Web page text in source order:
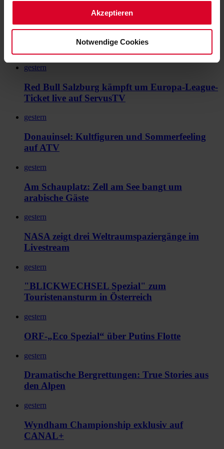
Akzeptieren
Notwendige Cookies
Salzburg kämpft live um Europa-League-
gestern
Red Bull Salzburg kämpft um Europa-League-
Ticket live auf ServusTV
gestern
Donauinsel: Kultfiguren und Sommerfeeling
auf ATV
gestern
Am Schauplatz: Zell am See bangt um
arabische Gäste
gestern
NASA zeigt drei Weltraumspaziergänge im
Livestream
gestern
"BLICKWECHSEL Spezial" zum
Touristenansturm in Österreich
gestern
ORF-„Eco Spezial“ über Putins Flotte
gestern
Dramatische Bergrettungen: True Stories aus
den Alpen
gestern
Wyndham Championship exklusiv auf
CANAL+